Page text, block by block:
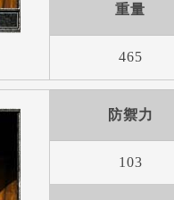
重量
465
防禦力
103